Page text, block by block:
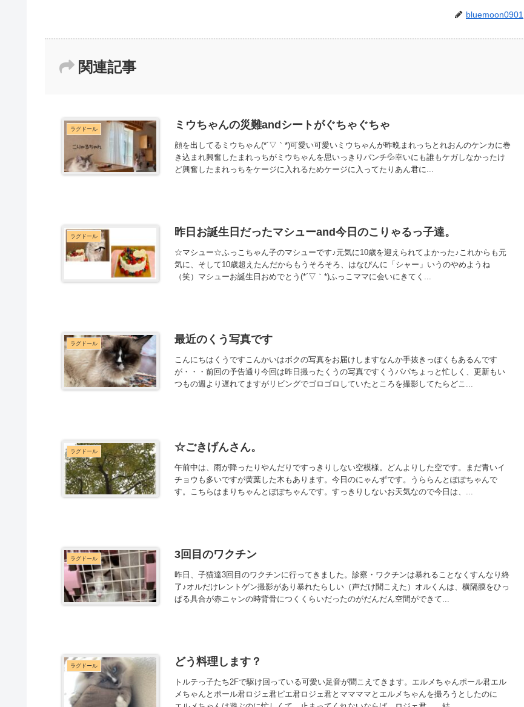
bluemoon0901
関連記事
ラグドール ミウちゃんの災難andシートがぐちゃぐちゃ
顔を出してるミウちゃん(*´▽｀*)可愛い可愛いミウちゃんが昨晩まれっちとれおんのケンカに巻
き込まれ興奮したまれっちがミウちゃんを思いっきりパンチ💦幸いにも誰もケガしなかったけ
ど興奮したまれっちをケージに入れるためケージに入ってたりあん君に...
ラグドール 昨日お誕生日だったマシューand今日のこりゃるっ子達。
☆マシュー☆ふっこちゃん子のマシューです♪元気に10歳を迎えられてよかった♪これからも元
気に、そして10歳超えたんだからもうそろそろ、はなぴんに「シャー」いうのやめようね
（笑）マシューお誕生日おめでとう(*´▽｀*)ふっこママに会いにきてく...
ラグドール 最近のくう写真です
こんにちはくうですこんかいはボクの写真をお届けしますなんか手抜きっぽくもあるんです
が・・・前回の予告通り今回は昨日撮ったくうの写真ですくうパパちょっと忙しく、更新もい
つもの週より遅れてますがリビングでゴロゴロしていたところを撮影してたらどこ...
ラグドール ☆ごきげんさん。
午前中は、雨が降ったりやんだりですっきりしない空模様。どんよりした空です。まだ青いイ
チョウも多いですが黄葉した木もあります。今日のにゃんずです。うららんとぽぽちゃんで
す。こちらはまりちゃんとぽぽちゃんです。すっきりしないお天気なので今日は、...
ラグドール 3回目のワクチン
昨日、子猫達3回目のワクチンに行ってきました。診察・ワクチンは暴れることなくすんなり終
了♪オルだけレントゲン撮影があり暴れたらしい（声だけ聞こえた）オルくんは、横隔膜をひっ
ぱる具合が赤ニャンの時背骨につくくらいだったのがだんだん空間ができて...
ラグドール どう料理します？
トルテっ子たち2Fで駆け回っている可愛い足音が聞こえてきます。エルメちゃんポール君エル
メちゃんとポール君ロジェ君ピエ君ロジェ君とママママとエルメちゃんを撮ろうとしたのに